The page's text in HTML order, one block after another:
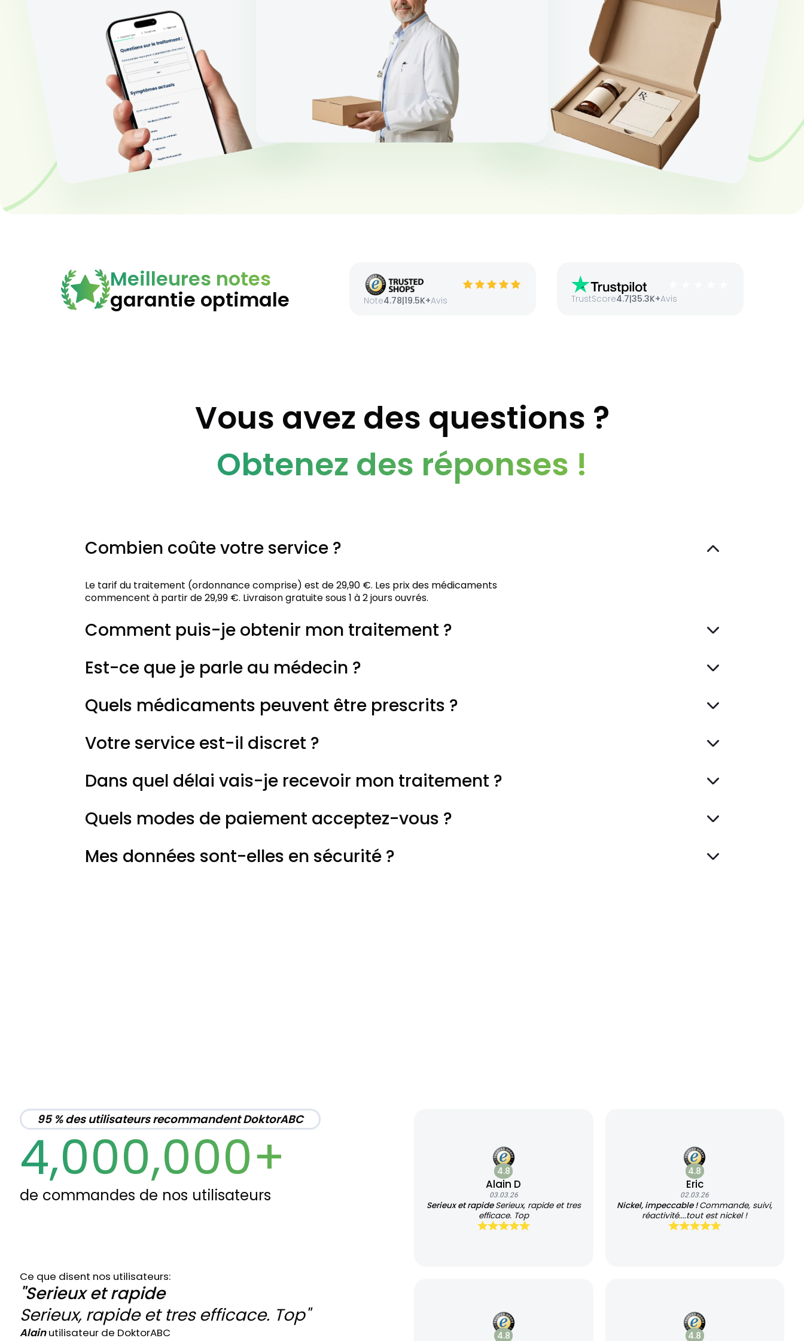
Meilleures notes
garantie optimale Note4.78|19.5K+Avis TrustScore4.7|35.3K+Avis
Vous avez des questions ?
Obtenez des réponses !
Combien coûte votre service ?
Le tarif du traitement (ordonnance comprise) est de 29,90 €. Les prix des médicaments
commencent à partir de 29,99 €. Livraison gratuite sous 1 à 2 jours ouvrés.
Comment puis-je obtenir mon traitement ?
Est-ce que je parle au médecin ?
Quels médicaments peuvent être prescrits ?
Votre service est-il discret ?
Dans quel délai vais-je recevoir mon traitement ?
Quels modes de paiement acceptez-vous ?
Mes données sont-elles en sécurité ?
95 % des utilisateurs recommandent DoktorABC
4,000,000+
de commandes de nos utilisateurs
Ce que disent nos utilisateurs:
"Serieux et rapide
Serieux, rapide et tres efficace. Top"
Alainutilisateur de DoktorABC
4.8
Alain D
03.03.26
Serieux et rapideSerieux, rapide et tres
efficace. Top
4.8
Eric
02.03.26
Nickel, impeccable !Commande, suivi,
réactivité....tout est nickel !
4.8 4.8